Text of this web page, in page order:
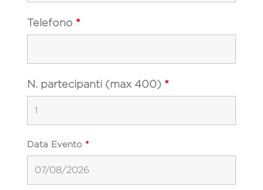
Telefono *
N. partecipanti (max 400) *
Data Evento *